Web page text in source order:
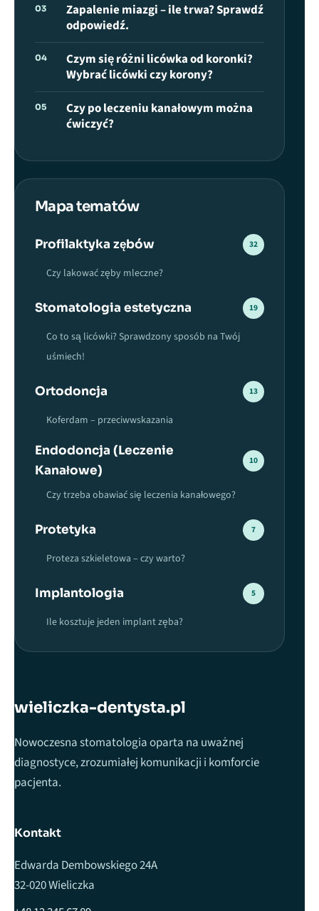
03
Zapalenie miazgi – ile trwa? Sprawdź
odpowiedź.
04
Czym się różni licówka od koronki?
Wybrać licówki czy korony?
05
Czy po leczeniu kanałowym można
ćwiczyć?
Mapa tematów
Profilaktyka zębów 32
Czy lakować zęby mleczne?
Stomatologia estetyczna 19
Co to są licówki? Sprawdzony sposób na Twój
uśmiech!
Ortodoncja 13
Koferdam – przeciwwskazania
Endodoncja (Leczenie
Kanałowe)
10
Czy trzeba obawiać się leczenia kanałowego?
Protetyka 7
Proteza szkieletowa – czy warto?
Implantologia 5
Ile kosztuje jeden implant zęba?
wieliczka-dentysta.pl
Nowoczesna stomatologia oparta na uważnej
diagnostyce, zrozumiałej komunikacji i komforcie
pacjenta.
Kontakt
Edwarda Dembowskiego 24A
32-020 Wieliczka